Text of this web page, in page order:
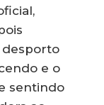
desporto
e o
sentindo